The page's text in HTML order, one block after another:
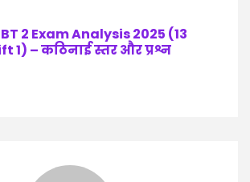
2 Exam Analysis 2025 (13
1) – कठिनाई स्तर और प्रश्न